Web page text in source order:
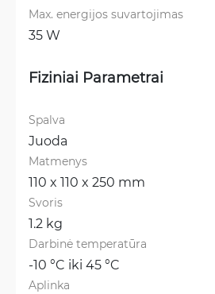
Max. energijos suvartojimas
35 W
Fiziniai Parametrai
Spalva
Juoda
Matmenys
110 x 110 x 250 mm
Svoris
1.2 kg
Darbinė temperatūra
-10 °C iki 45 °C
Aplinka